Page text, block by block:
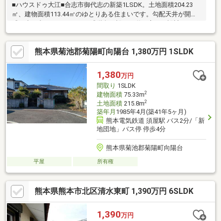
■ハウスドゥ大江■合志市御代志の新築1LSDK。土地面積204.23
㎡、建物面積113.44㎡のゆとりある住まいです。勾配天井が開放
感を生み出すLDに、はしご式階段を設けた遊び心ある設計。ガレ
ージ付きで大切な愛車を雨や日差しから守れるほか、趣味や収納
スペースとしても活用可能。IHヒーターを備えたキッチンはお手
入れが簡単で毎日の家事が快適です。三河屋スーパー御代志店ま
で徒歩3分、ファミリーマート合志御代志店まで徒歩4分と買い物
も便利。自然と利便性が調和した合志市で理想の新生活を叶える
一邸です。自社HPでは公開以外の物件もご紹介しております。
TEL:096-206-1230
熊本県菊池郡菊陽町向陽台 1,380万円 1SLDK
1,380万円
間取り 1SLDK
建物面積75.33m2
土地面積215.8m2
築年月 1985年4月(築41年5ヶ月)
熊本電気鉄道 須屋駅 バス2分/「新
地団地」バス停 停歩4分
熊本県菊池郡菊陽町向陽台
平屋 所有権
熊本県熊本市北区清水東町 1,390万円 6SLDK
1,390万円